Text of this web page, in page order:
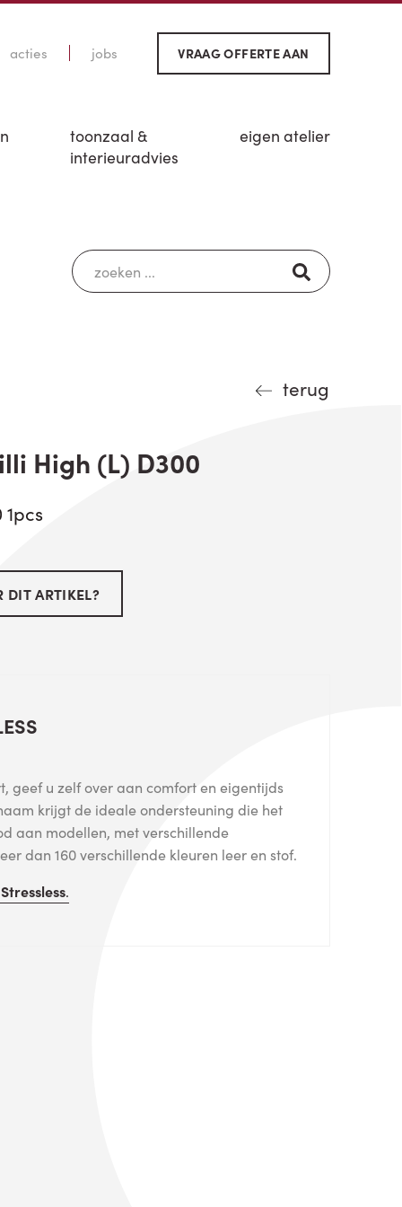
acties jobs VRAAG OFFERTE AAN
toonzaal &
interieuradvies
eigen atelier
terug
High (L) D300
DIT ARTIKEL?
geef u zelf over aan comfort en eigentijds
krijgt de ideale ondersteuning die het
aan modellen, met verschillende
dan 160 verschillende kleuren leer en stof.
Stressless.